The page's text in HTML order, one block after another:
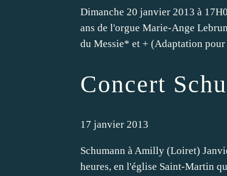
Dimanche 20 janvier 2013 à
ans de l'orgue Marie-Ange
du Messie* et + (Adaptation pour
Concert
17 janvier 2013
Schumann à Amilly (Loiret)
heures, en l'église Saint-Martin